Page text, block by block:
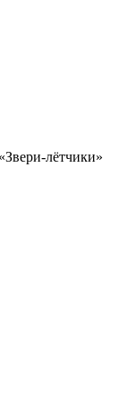
лётчики»